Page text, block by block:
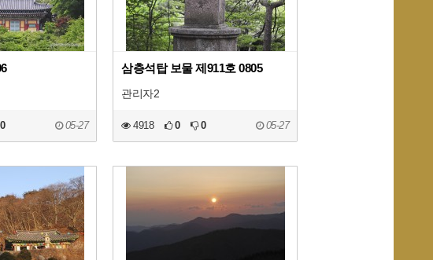
05-27
삼층석탑 보물 제911호 0805
관리자2
4918 0 0 05-27